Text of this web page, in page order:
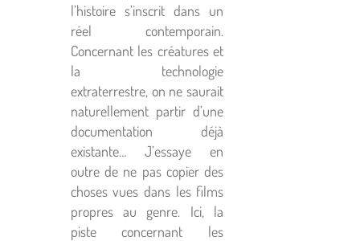
l’histoire s’inscrit dans un
réel contemporain.
Concernant les créatures et
la technologie
extraterrestre, on ne saurait
naturellement partir d’une
documentation déjà
existante… J’essaye en
outre de ne pas copier des
choses vues dans les films
propres au genre. Ici, la
piste concernant les